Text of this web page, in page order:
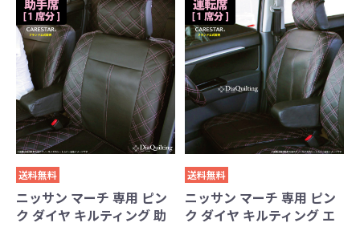
送料無料
ニッサン マーチ 専用 ピン
ク ダイヤ キルティング 助
送料無料
ニッサン マーチ 専用 ピン
ク ダイヤ キルティング エ